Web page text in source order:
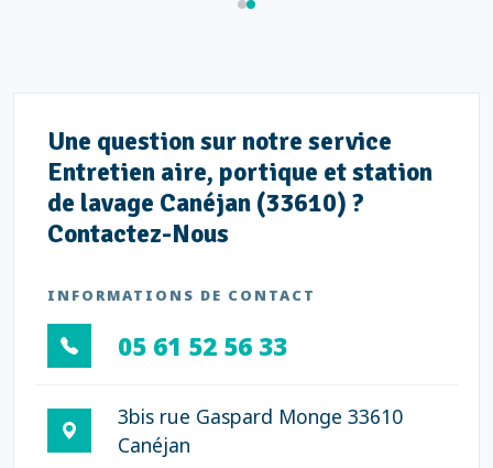
Une question sur notre service
Entretien aire, portique et station
de lavage Canéjan (33610) ?
Contactez-Nous
INFORMATIONS DE CONTACT
05 61 52 56 33
3bis rue Gaspard Monge 33610
Canéjan